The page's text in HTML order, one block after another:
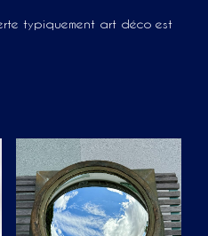
typiquement art déco est